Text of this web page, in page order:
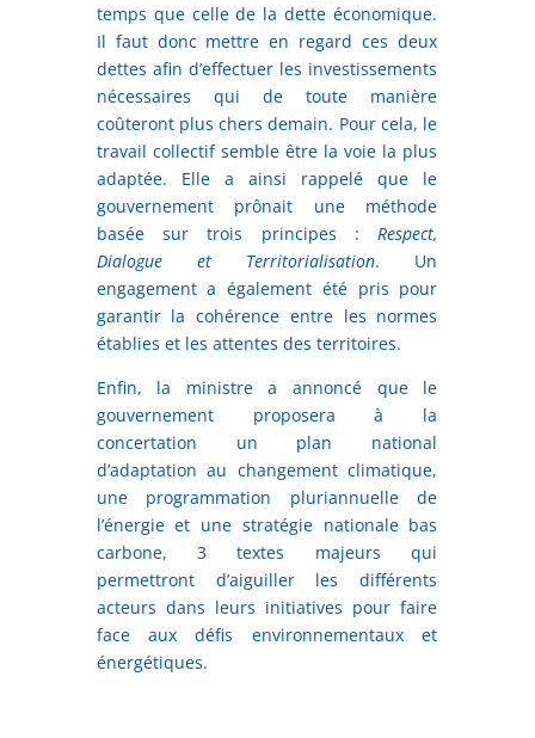
temps que celle de la dette économique.
Il faut donc mettre en regard ces deux
dettes afin d’effectuer les investissements
nécessaires qui de toute manière
coûteront plus chers demain. Pour cela, le
travail collectif semble être la voie la plus
adaptée. Elle a ainsi rappelé que le
gouvernement prônait une méthode
basée sur trois principes : Respect,
Dialogue et Territorialisation. Un
engagement a également été pris pour
garantir la cohérence entre les normes
établies et les attentes des territoires.
Enfin, la ministre a annoncé que le
gouvernement proposera à la
concertation un plan national
d’adaptation au changement climatique,
une programmation pluriannuelle de
l’énergie et une stratégie nationale bas
carbone, 3 textes majeurs qui
permettront d’aiguiller les différents
acteurs dans leurs initiatives pour faire
face aux défis environnementaux et
énergétiques.